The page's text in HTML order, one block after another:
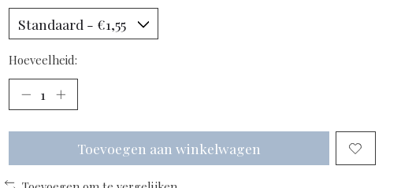
Hoeveelheid:
Toevoegen aan winkelwagen